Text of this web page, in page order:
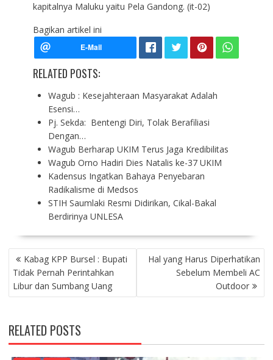
kapitalnya Maluku yaitu Pela Gandong. (it-02)
Bagikan artikel ini
RELATED POSTS:
Wagub : Kesejahteraan Masyarakat Adalah
Esensi…
Pj. Sekda: Bentengi Diri, Tolak Berafiliasi
Dengan…
Wagub Berharap UKIM Terus Jaga Kredibilitas
Wagub Orno Hadiri Dies Natalis ke-37 UKIM
Kadensus Ingatkan Bahaya Penyebaran
Radikalisme di Medsos
STIH Saumlaki Resmi Didirikan, Cikal-Bakal
Berdirinya UNLESA
P
O
S
T
A
V
I
Kabag KPP Bursel : Bupati
Tidak Pernah Perintahkan
Libur dan Sumbang Uang
Hal yang Harus Diperhatikan
Sebelum Membeli AC
Outdoor
RELATED POSTS